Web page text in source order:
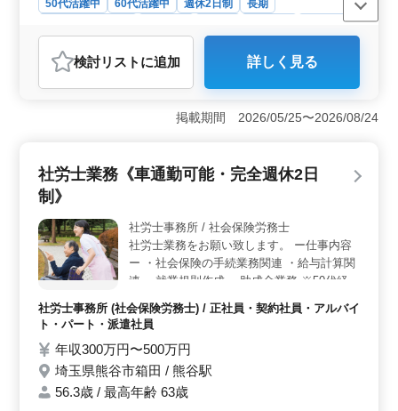
50代活躍中 60代活躍中 週休2日制
長期
派遣社員
社労士事務所
おすすめポイント
＜経験者積極採用＞ 社労士事務所経験6ヶ月以上の方、
経験豊富なスキルを当社で発揮しませんか？労働社会保
険手続業務や年金相談業務において、これまでの実務経
士業務に貢献しませんか？ ＜働きやすい環境＞ 完
全週休2日制を採用し、残業は少なめで、業務に集中でき
しており、年齢に関係なく活躍できるフレキシブルな雇
用環境が整っています。 ＜信頼と安心＞ 当社は禁
煙環境で、健康を大切にする企業です。社会保険完備な
どの福祉制度も整っており、従業員の働きやすさをサポ
のキャリアを当社で更なる高みに引き上げませんか？
検討リスト に追加 詳しく見る
掲載期間 2026/05/25〜2026/08/24
社労士業務《車通勤可能・完全週休2日
制》
社労士事務所 / 社会保険労務士
社労士業務をお願い致します。 ー仕事内容
ー ・社会保険の手続業務関連 ・給与計算関
連 ・就業規則作成 ・助成金業務 ※50代経験
社労士事務所 (社会保険労務士) / 正社員・契約社員・アルバイ
ト・パート・派遣社員
年収300万円〜500万円
埼玉県熊谷市箱田 / 熊谷駅
56.3歳 / 最高年齢 63歳